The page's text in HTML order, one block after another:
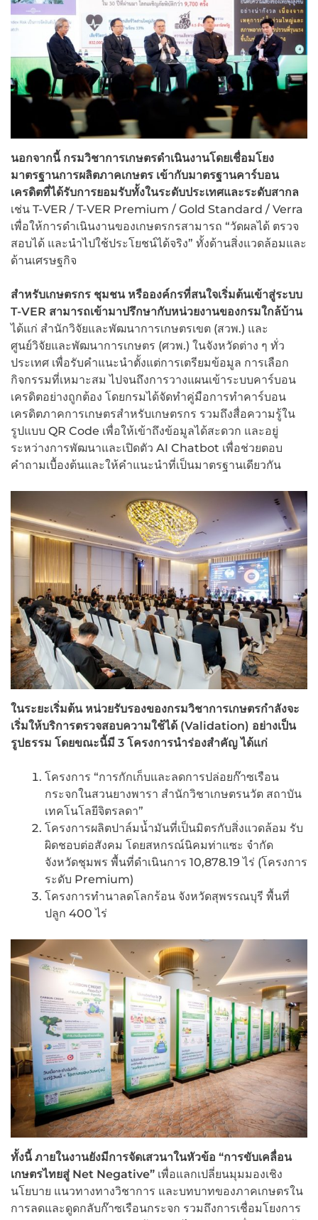
นอกจากนี้ กรมวิชาการเกษตรดำเนินงานโดยเชื่อมโยง
มาตรฐานการผลิตภาคเกษตร เข้ากับมาตรฐานคาร์บอน
เครดิตที่ได้รับการยอมรับทั้งในระดับประเทศและระดับสากล
เช่น T-VER / T-VER Premium / Gold Standard / Verra
เพื่อให้การดำเนินงานของเกษตรกรสามารถ “วัดผลได้ ตรวจ
สอบได้ และนำไปใช้ประโยชน์ได้จริง” ทั้งด้านสิ่งแวดล้อมและ
ด้านเศรษฐกิจ
สำหรับเกษตรกร ชุมชน หรือองค์กรที่สนใจเริ่มต้นเข้าสู่ระบบ
T-VER สามารถเข้ามาปรึกษากับหน่วยงานของกรมใกล้บ้าน
ได้แก่ สำนักวิจัยและพัฒนาการเกษตรเขต (สวพ.) และ
ศูนย์วิจัยและพัฒนาการเกษตร (ศวพ.) ในจังหวัดต่าง ๆ ทั่ว
ประเทศ เพื่อรับคำแนะนำตั้งแต่การเตรียมข้อมูล การเลือก
กิจกรรมที่เหมาะสม ไปจนถึงการวางแผนเข้าระบบคาร์บอน
เครดิตอย่างถูกต้อง โดยกรมได้จัดทำคู่มือการทำคาร์บอน
เครดิตภาคการเกษตรสำหรับเกษตรกร รวมถึงสื่อความรู้ใน
รูปแบบ QR Code เพื่อให้เข้าถึงข้อมูลได้สะดวก และอยู่
ระหว่างการพัฒนาและเปิดตัว AI Chatbot เพื่อช่วยตอบ
คำถามเบื้องต้นและให้คำแนะนำที่เป็นมาตรฐานเดียวกัน
ในระยะเริ่มต้น หน่วยรับรองของกรมวิชาการเกษตรกำลังจะ
เริ่มให้บริการตรวจสอบความใช้ได้ (Validation) อย่างเป็น
รูปธรรม โดยขณะนี้มี 3 โครงการนำร่องสำคัญ ได้แก่
โครงการ “การกักเก็บและลดการปล่อยก๊าซเรือน
กระจกในสวนยางพารา สำนักวิชาเกษตรนวัต สถาบัน
เทคโนโลยีจิตรลดา”
โครงการผลิตปาล์มน้ำมันที่เป็นมิตรกับสิ่งแวดล้อม รับ
ผิดชอบต่อสังคม โดยสหกรณ์นิคมท่าแซะ จำกัด
จังหวัดชุมพร พื้นที่ดำเนินการ 10,878.19 ไร่ (โครงการ
ระดับ Premium)
โครงการทำนาลดโลกร้อน จังหวัดสุพรรณบุรี พื้นที่
ปลูก 400 ไร่
ทั้งนี้ ภายในงานยังมีการจัดเสวนาในหัวข้อ “การขับเคลื่อน
เกษตรไทยสู่ Net Negative” เพื่อแลกเปลี่ยนมุมมองเชิง
นโยบาย แนวทางทางวิชาการ และบทบาทของภาคเกษตรใน
การลดและดูดกลับก๊าซเรือนกระจก รวมถึงการเชื่อมโยงการ